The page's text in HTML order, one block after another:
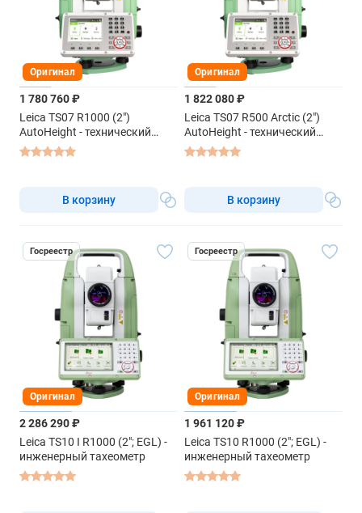
Оригинал
1 780 760 ₽
Leica TS07 R1000 (2")
AutoHeight - технический
тахеометр
В корзину
Оригинал
1 822 080 ₽
Leica TS07 R500 Arctic (2")
AutoHeight - технический
тахеометр
В корзину
Госреестр
Оригинал
2 286 290 ₽
Leica TS10 I R1000 (2"; EGL) -
инженерный тахеометр
Госреестр
Оригинал
1 961 120 ₽
Leica TS10 R1000 (2"; EGL) -
инженерный тахеометр